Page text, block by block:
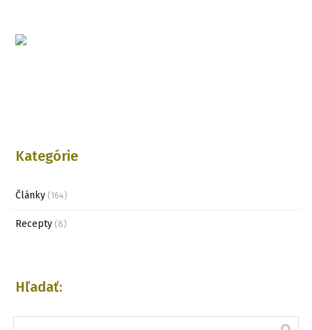
Kategórie
Články (164)
Recepty (8)
Hľadať: